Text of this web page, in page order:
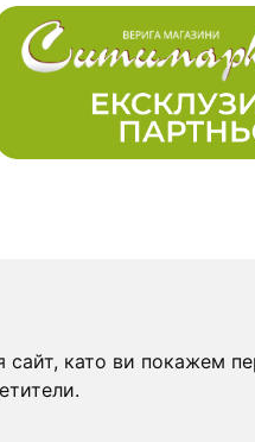
като ви покажем